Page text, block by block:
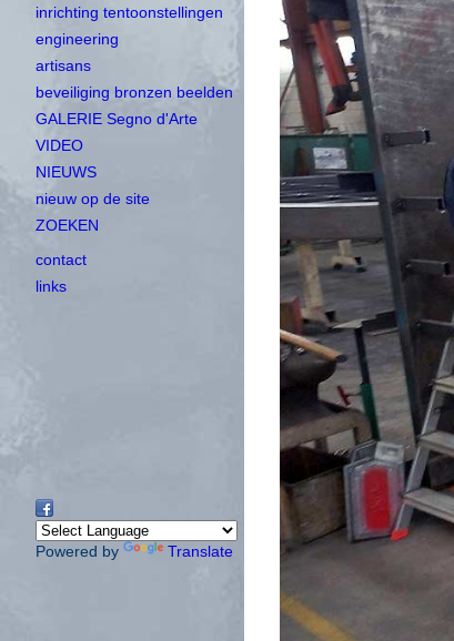
inrichting tentoonstellingen
engineering
artisans
beveiliging bronzen beelden
GALERIE Segno d'Arte
VIDEO
NIEUWS
nieuw op de site
ZOEKEN
contact
links
Powered by Translate